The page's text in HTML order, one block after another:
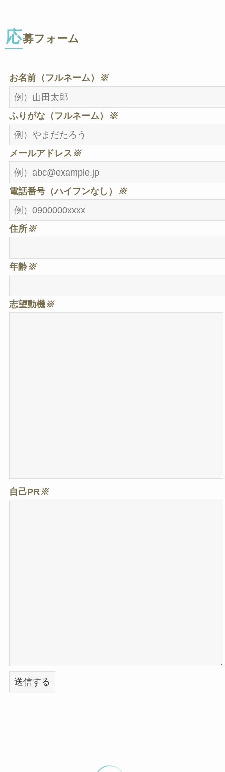
応募フォーム
お名前（フルネーム） ※
ふりがな（フルネーム） ※
メールアドレス ※
電話番号（ハイフンなし） ※
住所※
年齢※
志望動機※
自己PR ※